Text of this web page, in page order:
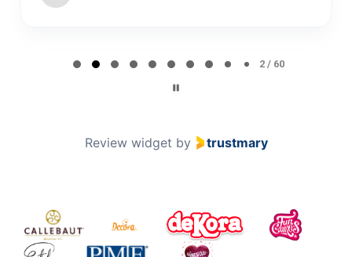
2 / 60
Review widget by trustmary